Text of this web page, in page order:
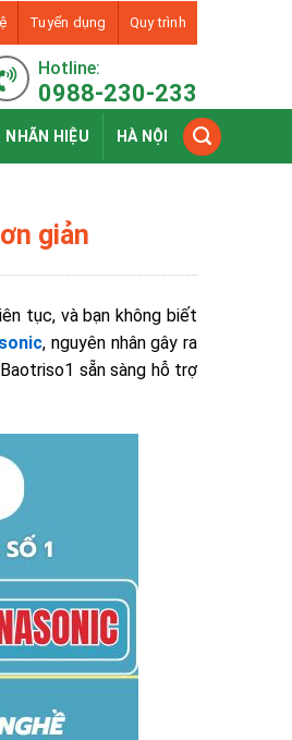
Tuyển dụng Quy trình
Hotline:
0988-230-233
NHÃN HIỆU HÀ NỘI
giản
tục, và bạn không biết
, nguyên nhân gây ra
sẵn sàng hỗ trợ